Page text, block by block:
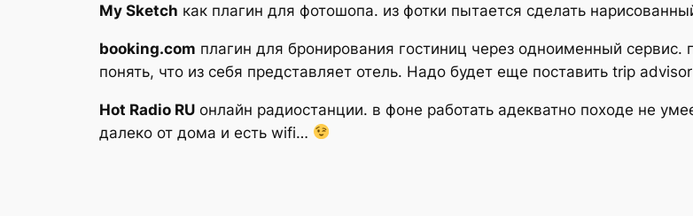
My Sketch как плагин для фотошопа. из фотки пытается сделать
booking.com плагин для бронирования гостиниц через одноименный
понять, что из себя представляет отель. Надо будет еще поставить trip
Hot Radio RU онлайн радиостанции. в фоне работать адекватно походе не
далеко от дома и есть wifi…